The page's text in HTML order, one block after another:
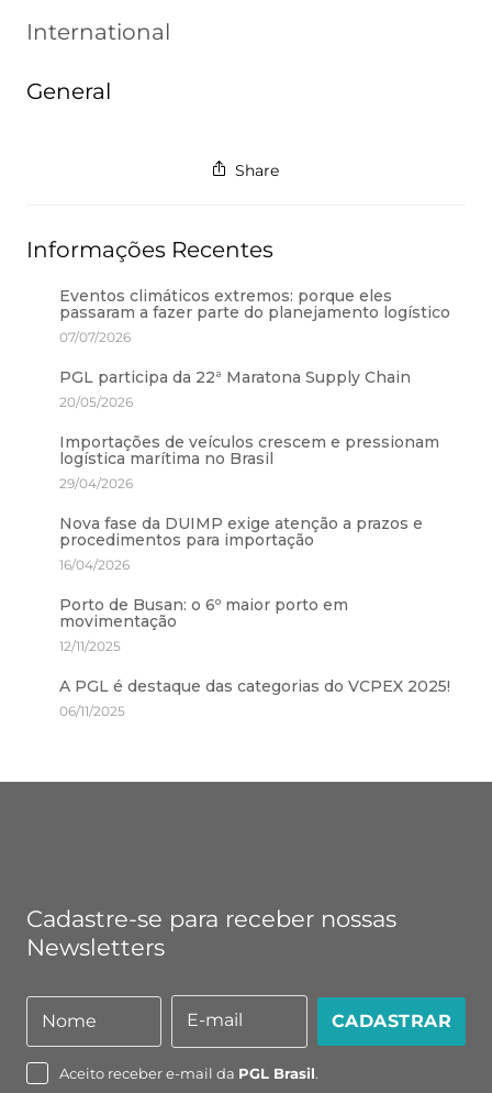
International
General
Share
Informações Recentes
Eventos climáticos extremos: porque eles
passaram a fazer parte do planejamento logístico
07/07/2026
PGL participa da 22ª Maratona Supply Chain
20/05/2026
Importações de veículos crescem e pressionam
logística marítima no Brasil
29/04/2026
Nova fase da DUIMP exige atenção a prazos e
procedimentos para importação
16/04/2026
Porto de Busan: o 6º maior porto em
movimentação
12/11/2025
A PGL é destaque das categorias do VCPEX 2025!
06/11/2025
Cadastre-se para receber nossas
Newsletters
Nome
Nome
mail
E-mail CADASTRAR
Aceito receber e-mail da PGL Brasil.